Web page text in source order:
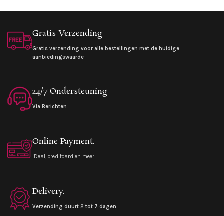
Gratis Verzending
Gratis verzending voor alle bestellingen met de huidige
aanbiedingswaarde
24/7 Ondersteuning
Via Berichten
Online Payment.
iDeal, creditcard en meer
Delivery.
Verzending duurt 2 tot 7 dagen